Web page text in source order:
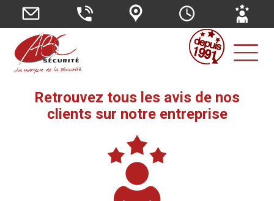
Retrouvez tous les avis de nos
clients sur notre entreprise